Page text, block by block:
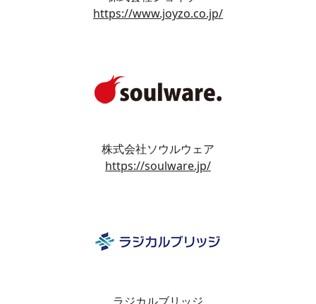
https://www.joyzo.co.jp/
株式会社ソウルウェア
https://soulware.jp/